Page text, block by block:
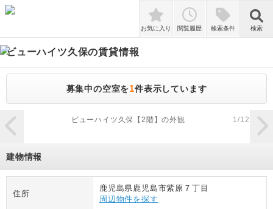
検索
お気に入り 閲覧履歴 検索条件 検索
ビューハイツ久保の賃貸情報
募集中の空室を1件表示しています
zoom_in
ビューハイツ久保【2階】の外観 1/12
建物情報
住所
鹿児島県鹿児島市紫原７丁目
周辺物件を探す